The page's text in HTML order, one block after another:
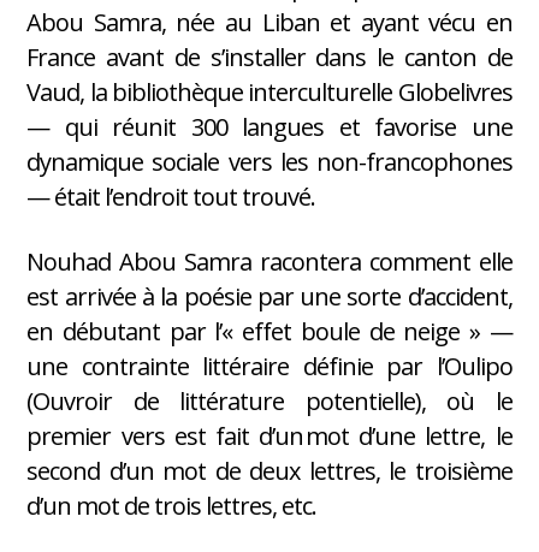
Abou Samra, née au Liban et ayant vécu en
France avant de s’installer dans le canton de
Vaud, la bibliothèque interculturelle Globelivres
— qui réunit 300 langues et favorise une
dynamique sociale vers les non-francophones
— était l’endroit tout trouvé.
Nouhad Abou Samra racontera comment elle
est arrivée à la poésie par une sorte d’accident,
en débutant par l’« effet boule de neige » —
une contrainte littéraire définie par l’Oulipo
(Ouvroir de littérature potentielle), où le
premier vers est fait d’un mot d’une lettre, le
second d’un mot de deux lettres, le troisième
d’un mot de trois lettres, etc.